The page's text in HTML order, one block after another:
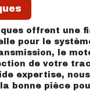
offrent une
pour le
le
de votre
expertise,
bonne pièce